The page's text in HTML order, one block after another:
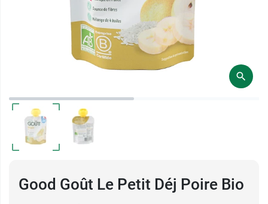
Good Goût Le Petit Déj Poire Bio